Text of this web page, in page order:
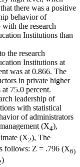
there was a positive
behavior of
the research
Institutions than
the research
Institutions at
was at 0.866. The
in private higher
75.0 percent.
leadership of
with statistical
of administrators
(X4),
(X2), The
follows: Z = .796 (X6)
)